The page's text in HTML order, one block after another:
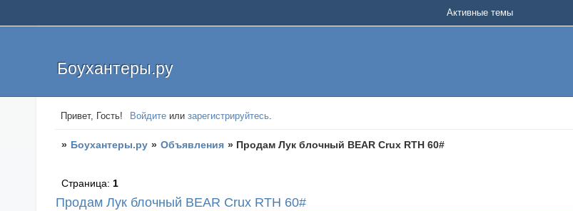
Боухантеры.ру
Активные темы
Привет, Гость! Войдите илизарегистрируйтесь.
» Боухантеры.ру » Объявления » Продам Лук блочный BEAR Crux RTH 60#
Продам Лук блочный BEAR Crux RTH 60#
Страница: 1